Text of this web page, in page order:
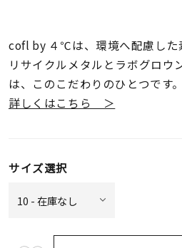
cofl by ４℃は、環境へ配慮した
リサイクルメタルとラボグロウ
は、このこだわりのひとつです。
詳しくはこちら ＞
サイズ選択